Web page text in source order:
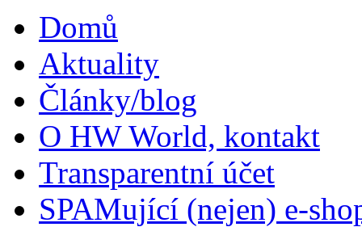
Domů
Aktuality
Články/blog
O HW World, kontakt
Transparentní účet
SPAMující (nejen) e-